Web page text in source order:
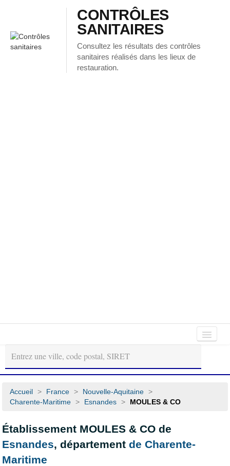
CONTRÔLES
SANITAIRES
Consultez les résultats des contrôles
sanitaires réalisés dans les lieux de
restauration.
Autour
de
moi
Régions
Accueil > France > Nouvelle-Aquitaine >
Charente-Maritime > Esnandes > MOULES & CO
Établissement MOULES & CO de
Esnandes, départementde Charente-
Maritime